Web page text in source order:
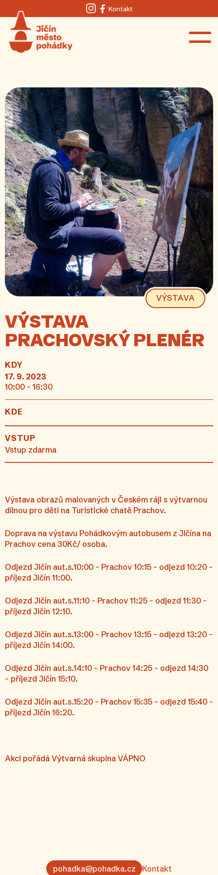
Instagram
Facebook
Kontakt
VÝSTAVA
VÝSTAVA
PRACHOVSKÝ PLENÉR
KDY
17. 9. 2023
10:00 - 16:30
KDE
VSTUP
Vstup zdarma
Výstava obrazů malovaných v Českém ráji s výtvarnou
dílnou pro děti na Turistické chatě Prachov.
Doprava na výstavu Pohádkovým autobusem z Jičína na
Prachov cena 30Kč/ osoba.
Odjezd Jičín aut.s.10:00 – Prachov 10:15 – odjezd 10:20 -
příjezd Jičín 11:00.
Odjezd Jičín aut.s.11:10 – Prachov 11:25 – odjezd 11:30 –
příjezd Jičín 12:10.
Odjezd Jičín aut.s.13:00 – Prachov 13:15 – odjezd 13:20 –
příjezd Jičín 14:00.
Odjezd Jičín aut.s.14:10 – Prachov 14:25 – odjezd 14:30
– příjezd Jičín 15:10.
Odjezd Jičín aut.s.15:20 – Prachov 15:35 – odjezd 15:40 –
příjezd Jičín 16:20.
Akci pořádá Výtvarná skupina VÁPNO
pohadka@pohadka.cz Kontakt